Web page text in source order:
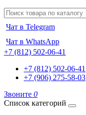
Чат в Telegram
Чат в WhatsApp
+7 (812) 502-06-41
+7 (812) 502-06-41
+7 (906) 275-58-03
Звоните 0
Список категорий